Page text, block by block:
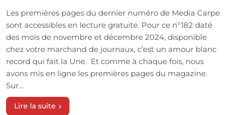
Les premières pages du dernier numéro de Media Carpe
sont accessibles en lecture gratuite. Pour ce n°182 daté
des mois de novembre et décembre 2024, disponible
chez votre marchand de journaux, c’est un amour blanc
record qui fait la Une. Et comme à chaque fois, nous
avons mis en ligne les premières pages du magazine.
Sur…
Lire la suite